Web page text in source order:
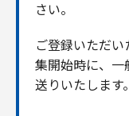
さい。
ご登録いただ
集開始時に、
送りいたします。